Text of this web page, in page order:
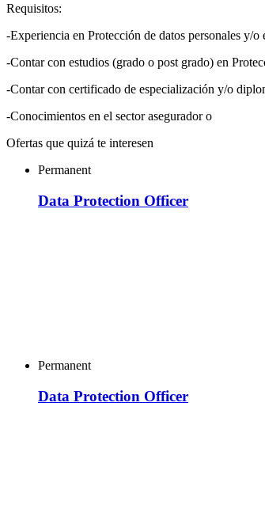
Requisitos:
-Experiencia en Protección de datos personales
-Contar con estudios (grado o post grado) en
-Contar con certificado de especialización y/o
-Conocimientos en el sector asegurador o
Ofertas que quizá te interesen
Permanent
Data Protection Officer
Permanent
Data Protection Officer